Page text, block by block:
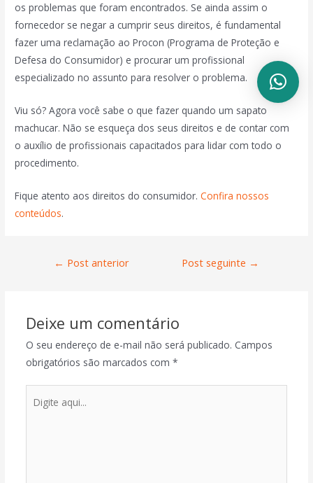
os problemas que foram encontrados. Se ainda assim o
fornecedor se negar a cumprir seus direitos, é fundamental
fazer uma reclamação ao Procon (Programa de Proteção e
Defesa do Consumidor) e procurar um profissional
especializado no assunto para resolver o problema.
Viu só? Agora você sabe o que fazer quando um sapato
machucar. Não se esqueça dos seus direitos e de contar com
o auxílio de profissionais capacitados para lidar com todo o
procedimento.
Fique atento aos direitos do consumidor.Confira nossos
conteúdos.
← Post anterior Post seguinte →
Deixe um comentário
O seu endereço de e-mail não será publicado. Campos
obrigatórios são marcados com *